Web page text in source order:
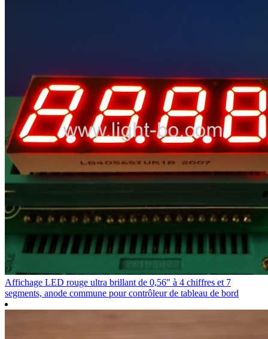
Affichage LED rouge ultra brillant de 0,56" à 4 chiffres et 7
segments, anode commune pour contrôleur de tableau de bord